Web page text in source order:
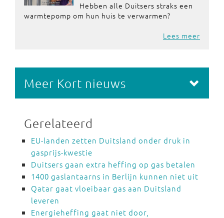
Hebben alle Duitsers straks een
warmtepomp om hun huis te verwarmen?
Lees meer
Meer Kort nieuws
Gerelateerd
EU-landen zetten Duitsland onder druk in
gasprijs-kwestie
Duitsers gaan extra heffing op gas betalen
1400 gaslantaarns in Berlijn kunnen niet uit
Qatar gaat vloeibaar gas aan Duitsland
leveren
Energieheffing gaat niet door,